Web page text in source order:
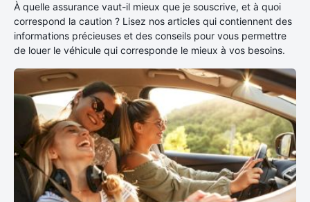
À quelle assurance vaut-il mieux que je souscrive, et à quoi
correspond la caution ? Lisez nos articles qui contiennent des
informations précieuses et des conseils pour vous permettre
de louer le véhicule qui corresponde le mieux à vos besoins.